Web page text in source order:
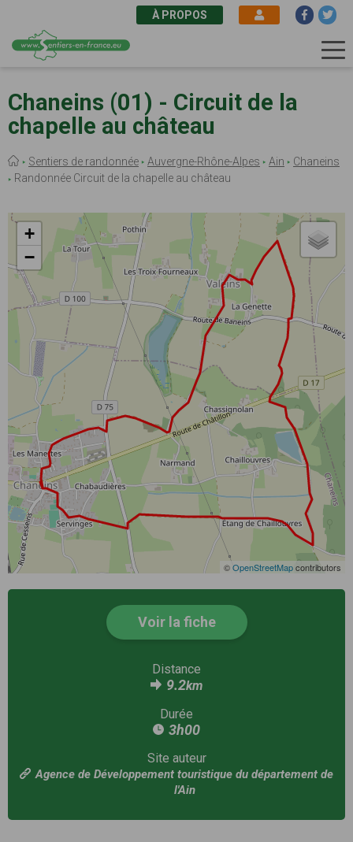
au
contenu
principal
À PROPOS
Chaneins (01) - Circuit de la
chapelle au château
Fil
d'Ariane
Sentiers de randonnée Auvergne-Rhône-Alpes Ain
Chaneins
Randonnée Circuit de la chapelle au château
+
−
©OpenStreetMapcontributors
Voir la fiche
Distance
9.2km
Durée
3h00
Site auteur
Agence de Développement touristique du département de
l'Ain